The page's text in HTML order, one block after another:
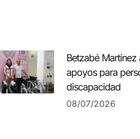
Betzabé Martínez
apoyos para
discapacidad
08/07/2026